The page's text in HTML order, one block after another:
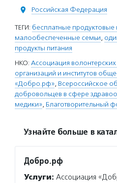
Российская Федерация
ТЕГИ: бесплатные
малообеспеченные семьи,
продукты питания
НКО: Ассоциация
организаций и институтов
«Добро.рф», Всероссийское
добровольцев в сфере
медики», Благотворительный
Узнайте больше в
Добро.рф
Услуги: Ассоциация